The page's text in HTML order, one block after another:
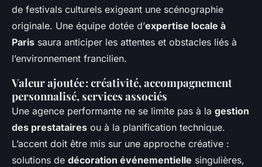
de festivals culturels exigeant une scénographie
originale. Une équipe dotée d’expertise locale à
Paris saura anticiper les attentes et obstacles liés à
l’environnement francilien.
Valeur ajoutée : créativité, accompagnement
personnalisé, services associés
Une agence performante ne se limite pas à la gestion
des prestataires ou à la planification technique.
L’accent doit être mis sur une approche créative :
solutions de décoration événementielle singulières,